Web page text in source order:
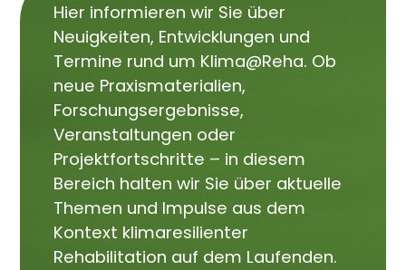
Hier informieren wir Sie über
Neuigkeiten, Entwicklungen und
Termine rund um Klima@Reha. Ob
neue Praxismaterialien,
Forschungsergebnisse,
Veranstaltungen oder
Projektfortschritte – in diesem
Bereich halten wir Sie über aktuelle
Themen und Impulse aus dem
Kontext klimaresilienter
Rehabilitation auf dem Laufenden.